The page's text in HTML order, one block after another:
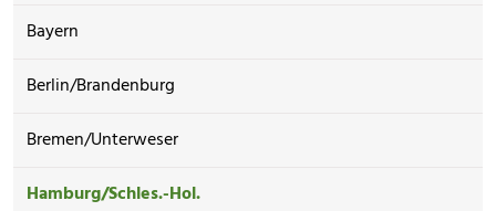
Bayern
Berlin/Brandenburg
Bremen/Unterweser
Hamburg/Schles.-Hol.